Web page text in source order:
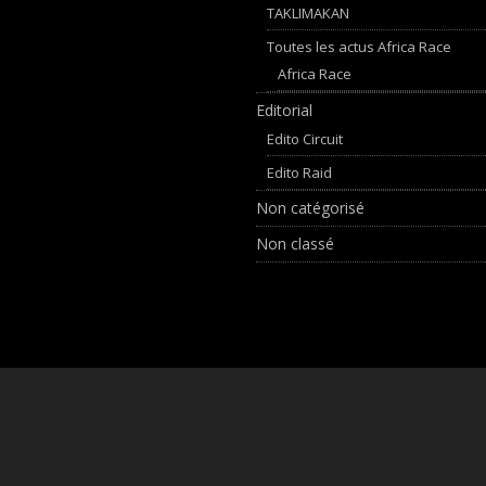
TAKLIMAKAN
Toutes les actus Africa Race
Africa Race
Editorial
Edito Circuit
Edito Raid
Non catégorisé
Non classé